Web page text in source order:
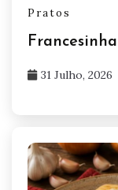
Pratos
Francesinha
31 Julho, 2026